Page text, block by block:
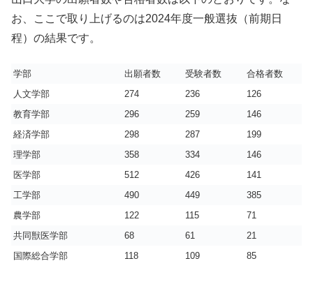
お、ここで取り上げるのは2024年度一般選抜（前期日
程）の結果です。
学部 出願者数 受験者数 合格者数
人文学部
274 236 126
教育学部
296 259 146
経済学部
298 287 199
理学部
358 334 146
医学部
512 426 141
工学部
490 449 385
農学部
122 115 71
共同獣医学部
68 61 21
国際総合学部
118 109 85